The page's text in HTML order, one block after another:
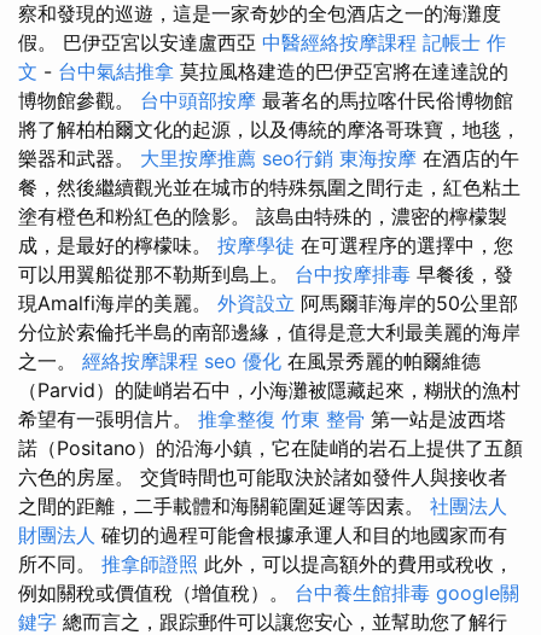
察和發現的巡遊，這是一家奇妙的全包酒店之一的海灘度
假。 巴伊亞宮以安達盧西亞 中醫經絡按摩課程 記帳士 作
文 - 台中氣結推拿 莫拉風格建造的巴伊亞宮將在達達說的
博物館參觀。 台中頭部按摩 最著名的馬拉喀什民俗博物館
將了解柏柏爾文化的起源，以及傳統的摩洛哥珠寶，地毯，
樂器和武器。 大里按摩推薦 seo行銷 東海按摩 在酒店的午
餐，然後繼續觀光並在城市的特殊氛圍之間行走，紅色粘土
塗有橙色和粉紅色的陰影。 該島由特殊的，濃密的檸檬製
成，是最好的檸檬味。 按摩學徒 在可選程序的選擇中，您
可以用翼船從那不勒斯到島上。 台中按摩排毒 早餐後，發
現Amalfi海岸的美麗。 外資設立 阿馬爾菲海岸的50公里部
分位於索倫托半島的南部邊緣，值得是意大利最美麗的海岸
之一。 經絡按摩課程 seo 優化 在風景秀麗的帕爾維德
（Parvid）的陡峭岩石中，小海灘被隱藏起來，糊狀的漁村
希望有一張明信片。 推拿整復 竹東 整骨 第一站是波西塔
諾（Positano）的沿海小鎮，它在陡峭的岩石上提供了五顏
六色的房屋。 交貨時間也可能取決於諸如發件人與接收者
之間的距離，二手載體和海關範圍延遲等因素。 社團法人
財團法人 確切的過程可能會根據承運人和目的地國家而有
所不同。 推拿師證照 此外，可以提高額外的費用或稅收，
例如關稅或價值稅（增值稅）。 台中養生館排毒 google關
鍵字 總而言之，跟踪郵件可以讓您安心，並幫助您了解行